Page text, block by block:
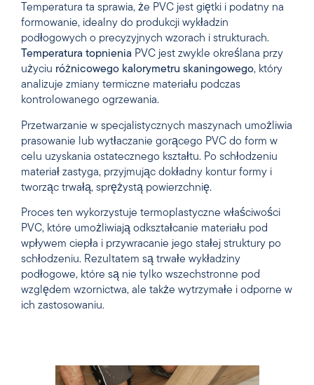
Temperatura ta sprawia, że PVC jest giętki i podatny na
formowanie, idealny do produkcji wykładzin
podłogowych o precyzyjnych wzorach i strukturach.
Temperatura topnienia PVC jest zwykle określana przy
użyciu różnicowego kalorymetru skaningowego, który
analizuje zmiany termiczne materiału podczas
kontrolowanego ogrzewania.
Przetwarzanie w specjalistycznych maszynach umożliwia
prasowanie lub wytłaczanie gorącego PVC do form w
celu uzyskania ostatecznego kształtu. Po schłodzeniu
materiał zastyga, przyjmując dokładny kontur formy i
tworząc trwałą, sprężystą powierzchnię.
Proces ten wykorzystuje termoplastyczne właściwości
PVC, które umożliwiają odkształcanie materiału pod
wpływem ciepła i przywracanie jego stałej struktury po
schłodzeniu. Rezultatem są trwałe wykładziny
podłogowe, które są nie tylko wszechstronne pod
względem wzornictwa, ale także wytrzymałe i odporne w
ich zastosowaniu.